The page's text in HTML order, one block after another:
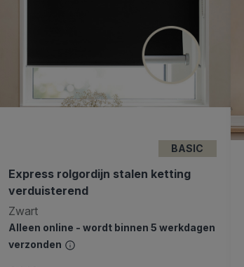
BASIC
Express rolgordijn stalen ketting
verduisterend
Zwart
Alleen online - wordt binnen 5 werkdagen
verzonden